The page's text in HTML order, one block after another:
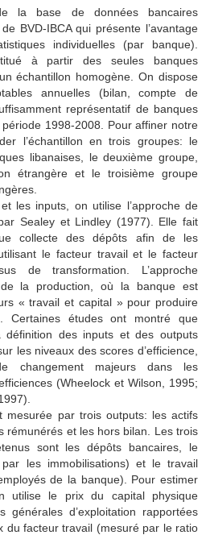
la base de données bancaires
BVD-IBCA qui présente l’avantage
individuelles (par banque).
à partir des seules banques
échantillon homogène. On dispose
annuelles (bilan, compte de
représentatif de banques
1998-2008. Pour affiner notre
l’échantillon en trois groupes: le
libanaises, le deuxième groupe,
étrangère et le troisième groupe
les inputs, on utilise l’approche de
Sealey et Lindley (1977). Elle fait
collecte des dépôts afin de les
le facteur travail et le facteur
de transformation. L’approche
la production, où la banque est
« travail et capital » pour produire
Certaines études ont montré que
définition des inputs et des outputs
les niveaux des scores d’efficience,
changement majeurs dans les
(Wheelock et Wilson, 1995;
mesurée par trois outputs: les actifs
rémunérés et les hors bilan. Les trois
sont les dépôts bancaires, le
les immobilisations) et le travail
de la banque). Pour estimer
utilise le prix du capital physique
générales d’exploitation rapportées
du facteur travail (mesuré par le ratio